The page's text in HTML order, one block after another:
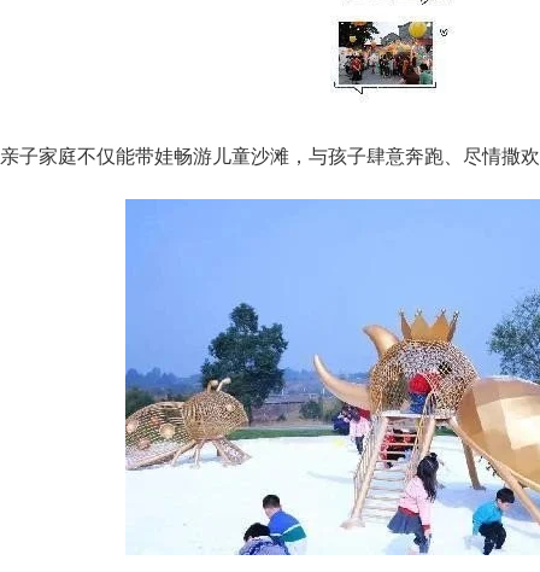
亲子家庭不仅能带娃畅游儿童沙滩，与孩子肆意奔跑、尽情撒